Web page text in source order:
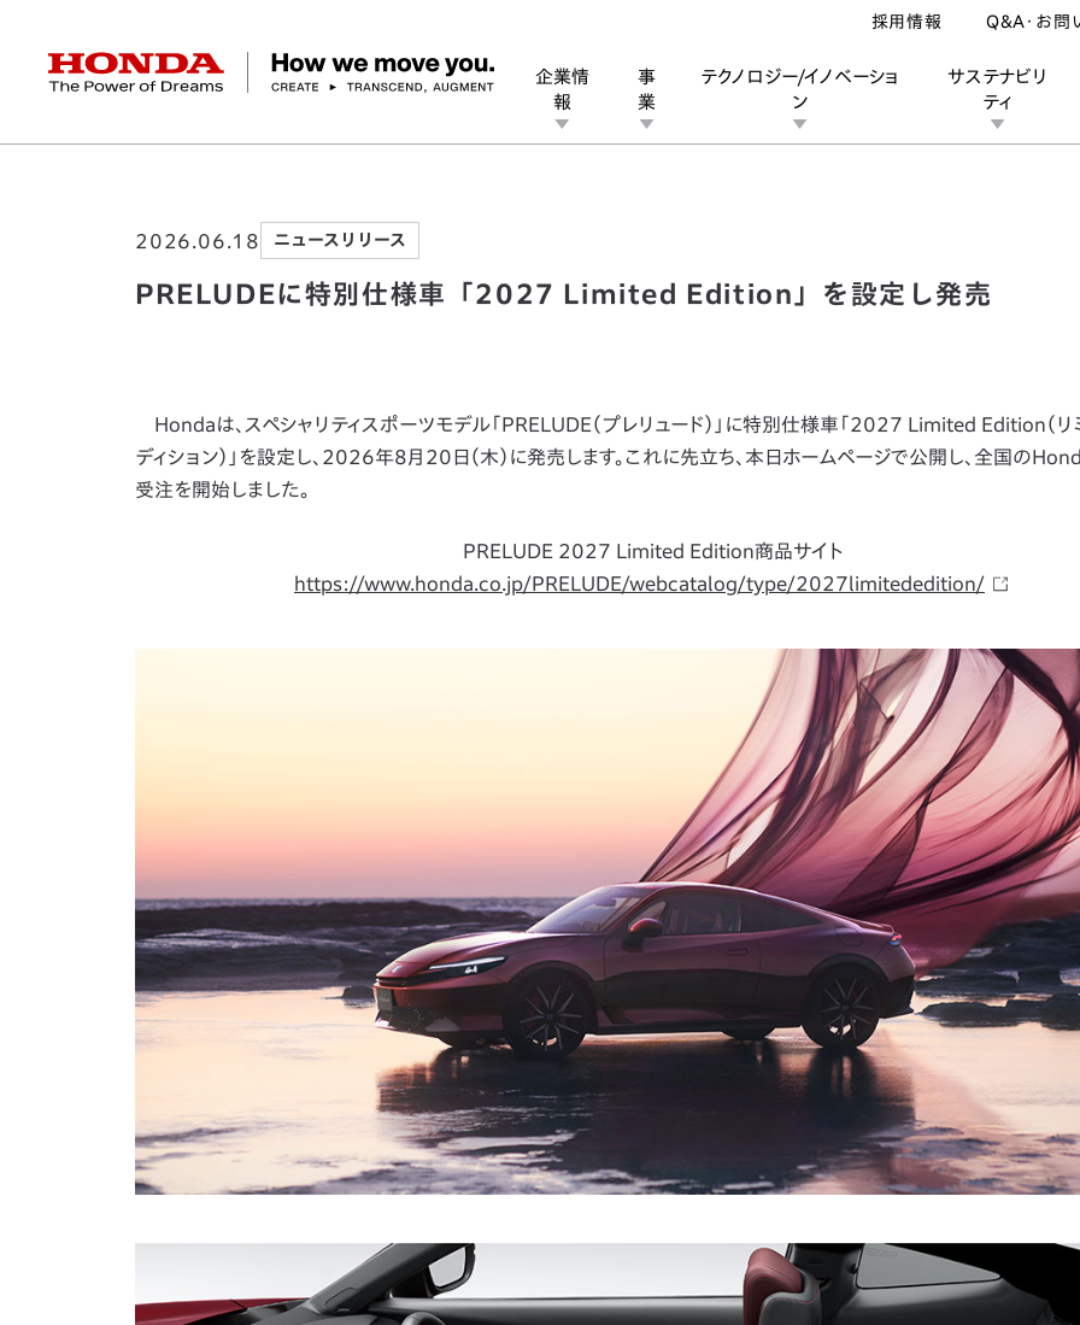
HONDA The Power of Dreams
企業情
報
経営方針 会社概要 ヒストリー
事
業
パワープロダクツ マリン
テクノロジー/イノベーショ
ン
デザイン オープンイノベーション
サステナビリ
ティ
Honda Report 環境 社会
財務・業績情報 株式・債券情報
採用情報 Q&A・お問
PRELUDEに特別仕様車「2027 Limited Edition」を設定し発売
2026.06.18 ニュースリリース
PRELUDEに特別仕様車「2027 Limited Edition」を設定し発売
Hondaは、スペシャリティスポーツモデル「PRELUDE（プレリュード）」に特別仕様車「2027 Limited Edition（リ
ディション）」を設定し、2026年8月20日（木）に発売します。これに先立ち、本日ホームページで公開し、全国の
受注を開始しました。
PRELUDE 2027 Limited Edition商品サイト
https://www.honda.co.jp/PRELUDE/webcatalog/type/2027limitededition/